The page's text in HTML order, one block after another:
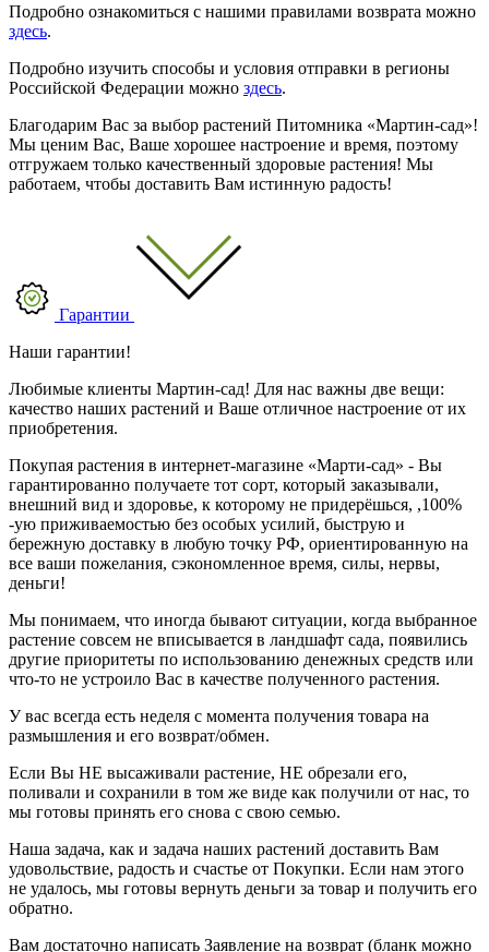
Подробно ознакомиться с нашими правилами возврата можно
здесь.
Подробно изучить способы и условия отправки в регионы
Российской Федерации можно здесь.
Благодарим Вас за выбор растений Питомника «Мартин-сад»!
Мы ценим Вас, Ваше хорошее настроение и время, поэтому
отгружаем только качественный здоровые растения! Мы
работаем, чтобы доставить Вам истинную радость!
Гарантии
Наши гарантии!
Любимые клиенты Мартин-сад! Для нас важны две вещи:
качество наших растений и Ваше отличное настроение от их
приобретения.
Покупая растения в интернет-магазине «Марти-сад» - Вы
гарантированно получаете тот сорт, который заказывали,
внешний вид и здоровье, к которому не придерёшься, ,100%
-ую приживаемостью без особых усилий, быструю и
бережную доставку в любую точку РФ, ориентированную на
все ваши пожелания, сэкономленное время, силы, нервы,
деньги!
Мы понимаем, что иногда бывают ситуации, когда выбранное
растение совсем не вписывается в ландшафт сада, появились
другие приоритеты по использованию денежных средств или
что-то не устроило Вас в качестве полученного растения.
У вас всегда есть неделя с момента получения товара на
размышления и его возврат/обмен.
Если Вы НЕ высаживали растение, НЕ обрезали его,
поливали и сохранили в том же виде как получили от нас, то
мы готовы принять его снова с свою семью.
Наша задача, как и задача наших растений доставить Вам
удовольствие, радость и счастье от Покупки. Если нам этого
не удалось, мы готовы вернуть деньги за товар и получить его
обратно.
Вам достаточно написать Заявление на возврат (бланк можно